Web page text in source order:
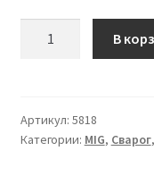
MIG
250
В
Артикул: 5818
Категории: MIG, Сварог,